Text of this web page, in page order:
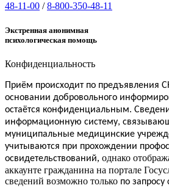
48-11-00 /8-800-350-48-11
Экстренная анонимная
психологическая помощь
Конфиденциальность
Приём происходит по предъявления
основании добровольного
остаётся конфиденциальным.
информационную систему,
муниципальные медицинские
учитываются при прохождении
освидетельствований, однако
аккаунте гражданина на портале
сведений возможно только по запросу